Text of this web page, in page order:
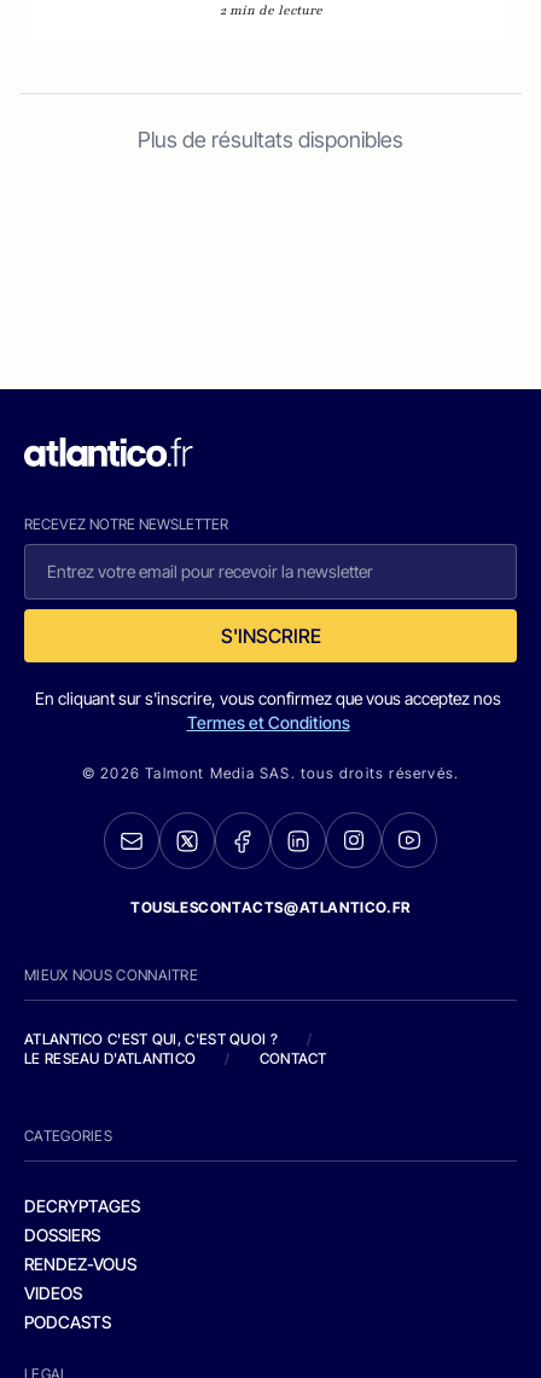
2 min de lecture
Plus de résultats disponibles
RECEVEZ NOTRE NEWSLETTER
S'INSCRIRE
En cliquant sur s'inscrire, vous confirmez que vous acceptez nos
Termes et Conditions
© 2026 Talmont Media SAS. tous droits réservés.
TOUSLESCONTACTS@ATLANTICO.FR
MIEUX NOUS CONNAITRE
ATLANTICO C'EST QUI, C'EST QUOI ?
/
LE RESEAU D'ATLANTICO
/ CONTACT
CATEGORIES
DECRYPTAGES
DOSSIERS
RENDEZ-VOUS
VIDEOS
PODCASTS
LEGAL